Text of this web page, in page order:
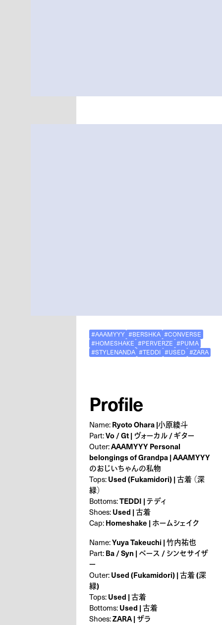
#AAAMYYY #BERSHKA #CONVERSE
#HOMESHAKE #PERVERZE #PUMA
#STYLENANDA #TEDDI #USED #ZARA
Profile
Name: Ryoto Ohara |小原綾斗
Part:Vo / Gt | ヴォーカル / ギター
Outer:AAAMYYY Personal
belongings of Grandpa | AAAMYYY
のおじいちゃんの私物
Tops: Used (Fukamidori) | 古着 （深
緑）
Bottoms:TEDDI | テディ
Shoes: Used | 古着
Cap: Homeshake | ホームシェイク
Name:Yuya Takeuchi | 竹内祐也
Part: Ba / Syn | ベース / シンセサイザ
ー
Outer: Used (Fukamidori) | 古着 (深
緑)
Tops: Used | 古着
Bottoms: Used | 古着
Shoes:ZARA | ザラ